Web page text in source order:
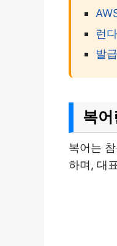
런
발
복어
복어는
하며, 대